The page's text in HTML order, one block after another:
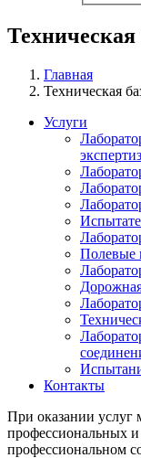
Техническая
Главная
Техническая
Услуги
Полевые
Контакты
При оказании услуг
профессиональных
профессиональном